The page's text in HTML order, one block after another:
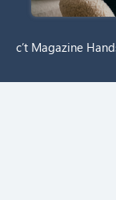
c’t Magazine